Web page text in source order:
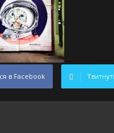
в Facebook